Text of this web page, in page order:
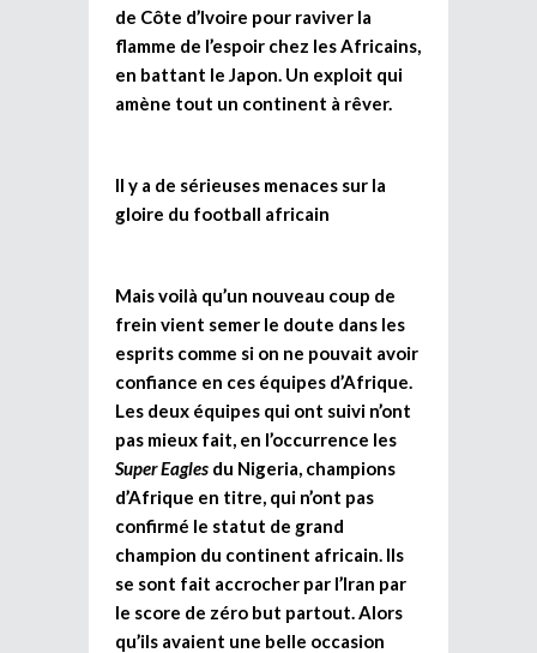
de Côte d’Ivoire pour raviver la
flamme de l’espoir chez les Africains,
en battant le Japon. Un exploit qui
amène tout un continent à rêver.
Il y a de sérieuses menaces sur la
gloire du football africain
Mais voilà qu’un nouveau coup de
frein vient semer le doute dans les
esprits comme si on ne pouvait avoir
confiance en ces équipes d’Afrique.
Les deux équipes qui ont suivi n’ont
pas mieux fait, en l’occurrence les
Super Eagles du Nigeria, champions
d’Afrique en titre, qui n’ont pas
confirmé le statut de grand
champion du continent africain. Ils
se sont fait accrocher par l’Iran par
le score de zéro but partout. Alors
qu’ils avaient une belle occasion